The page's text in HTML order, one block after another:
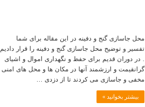
محل جاسازی گنج و دفینه در این مقاله برای شما
تفسیر و توضیح محل جاسازی گنج و دفینه را قرار دادیم
. در دوران قدیم برای حفظ و نگهداری اموال و اشیای
گرانقیمت و ارزشمند آنها در مکان ها و محل های امنی
مخفی و جاسازی می کردند تا از دزدی …
بیشتر بخوانید »